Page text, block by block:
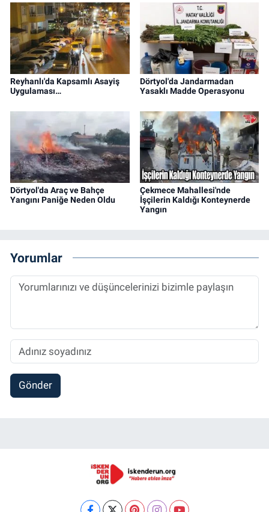
Reyhanlı'da Kapsamlı Asayiş
Uygulaması…
Dörtyol'da Jandarmadan
Yasaklı Madde Operasyonu
Dörtyol'da Araç ve Bahçe
Yangını Paniğe Neden Oldu
Çekmece Mahallesi'nde
İşçilerin Kaldığı Konteynerde
Yangın
Yorumlar
Gönder